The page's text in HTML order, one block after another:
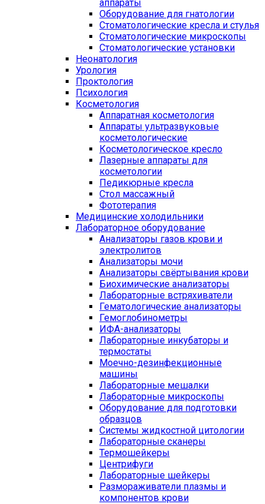
аппараты
Оборудование для гнатологии
Стоматологические кресла и стулья
Стоматологические микроскопы
Стоматологические установки
Неонатология
Урология
Проктология
Психология
Косметология
Аппаратная косметология
Аппараты ультразвуковые
косметологические
Косметологическое кресло
Лазерные аппараты для
косметологии
Педикюрные кресла
Стол массажный
Фототерапия
Медицинские холодильники
Лабораторное оборудование
Анализаторы газов крови и
электролитов
Анализаторы мочи
Анализаторы свёртывания крови
Биохимические анализаторы
Лабораторные встряхиватели
Гематологические анализаторы
Гемоглобинометры
ИФА-анализаторы
Лабораторные инкубаторы и
термостаты
Моечно-дезинфекционные
машины
Лабораторные мешалки
Лабораторные микроскопы
Оборудование для подготовки
образцов
Системы жидкостной цитологии
Лабораторные сканеры
Термошейкеры
Центрифуги
Лабораторные шейкеры
Размораживатели плазмы и
компонентов крови